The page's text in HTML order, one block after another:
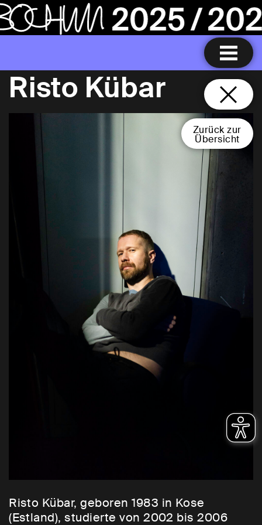
Zurück zur
Übersicht
Risto Kübar
Risto Kübar, geboren 1983 in Kose
(Estland), studierte von 2002 bis 2006